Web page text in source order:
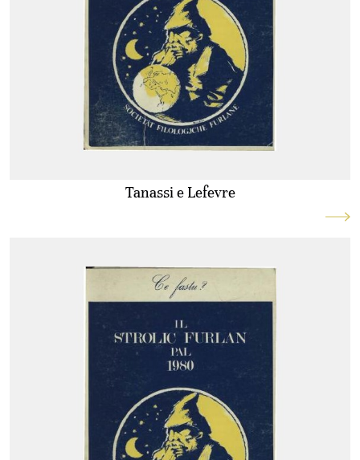
Tanassi e Lefevre